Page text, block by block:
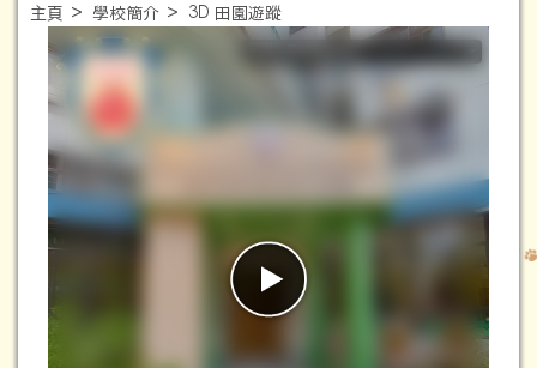
主頁 學校簡介 3D 田園遊蹤